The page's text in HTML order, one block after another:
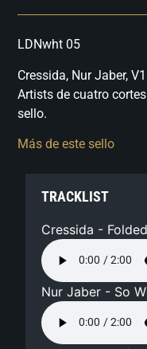
LDNwht 05
Cressida, Nur Jaber,
Artists de cuatro
sello.
Más de este sello
TRACKLIST
Cressida - Folded
Nur Jaber - So